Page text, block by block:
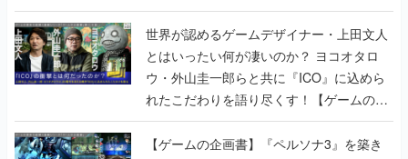
世界が認めるゲームデザイナー・上田文人
とはいったい何が凄いのか？ ヨコオタロ
ウ・外山圭一郎らと共に『ICO』に込めら
れたこだわりを語り尽くす！【ゲームの企
画書】
【ゲームの企画書】『ペルソナ3』を築き